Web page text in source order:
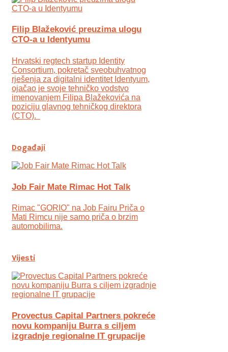
Filip Blažeković preuzima ulogu
CTO-a u Identyumu
Hrvatski regtech startup Identity
Consortium, pokretač sveobuhvatnog
rješenja za digitalni identitet Identyum,
ojаčao je svoje tehničko vodstvo
imenovanjem Filipa Blažekovića na
poziciju glavnog tehničkog direktora
(CTO).
Događaji
Job Fair Mate Rimac Hot Talk
Rimac "GORIO" na Job Fairu Priča o
Mati Rimcu nije samo priča o brzim
automobilima.
Vijesti
Provectus Capital Partners pokreće
novu kompaniju Burra s ciljem
izgradnje regionalne IT grupacije